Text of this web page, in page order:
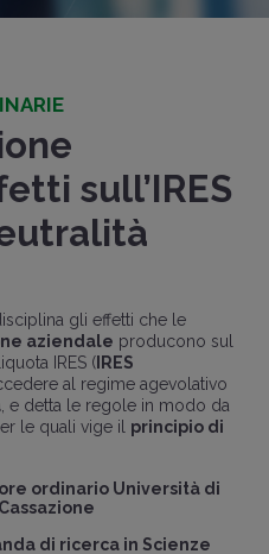
sull’IRES
gli effetti che le
aziendale producono sul
IRES (IRES
al regime agevolativo
, e detta le regole in modo da
le quali vige il principio di
ordinario Università di
di ricerca in Scienze